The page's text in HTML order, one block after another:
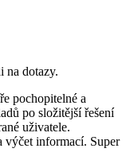
na dotazy.
pochopitelné a
po složitější řešení
uživatele.
výčet informací. Super